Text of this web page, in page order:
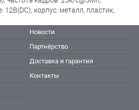
12В(DC); корпус: металл, пластик;
Новости
Партнёрство
Доставка и гарантия
Контакты